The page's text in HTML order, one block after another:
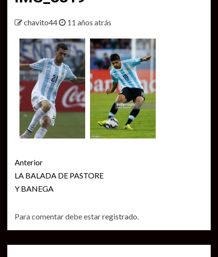
chavito44 11 años atrás
Seguir
leyendo
Anterior
LA BALADA DE PASTORE
Y BANEGA
Para comentar debe estarregistrado.